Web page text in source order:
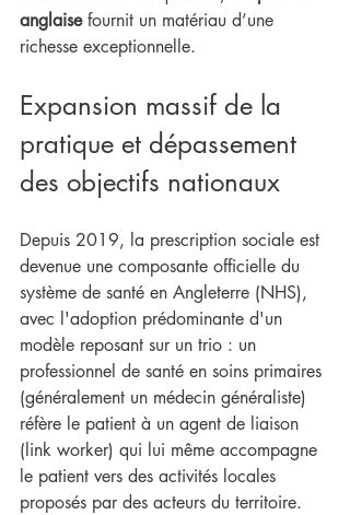
anglaise fournit un matériau d’une
richesse exceptionnelle.
Expansion massif de la
pratique et dépassement
des objectifs nationaux
Depuis 2019, la prescription sociale est
devenue une composante officielle du
système de santé en Angleterre (NHS),
avec l'adoption prédominante d'un
modèle reposant sur un trio : un
professionnel de santé en soins primaires
(généralement un médecin généraliste)
réfère le patient à un agent de liaison
(link worker) qui lui même accompagne
le patient vers des activités locales
proposés par des acteurs du territoire.